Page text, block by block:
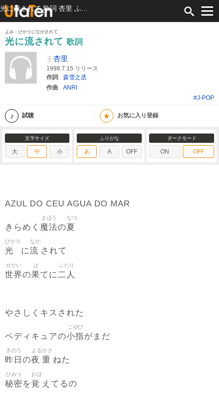
よみ：ひかりにながされて
光に流されて 歌詞
杏里
1998.7.15 リリース
作詞
森雪之丞
作曲
ANRI
#J-POP
試聴 ★ お気に入り登録
文字サイズ
大 中 小
ふりがな
あ A OFF
ダークモード
ON OFF
AZUL DO CEU AGUA DO MAR
きらめく 魔法
まほう
の夏
なつ
光
ひかり
に流
なが
されて
世界
せかい
の果
は
てに 二人
ふたり
やさしくキスされた
ペディキュアの小指
こゆび
がまだ
昨日
きのう
の夜
よる
重
かさ
ねた
秘密
ひみつ
を覚
おぼ
えてるの